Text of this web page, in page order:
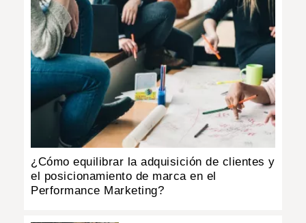
¿Cómo equilibrar la adquisición de clientes y
el posicionamiento de marca en el
Performance Marketing?